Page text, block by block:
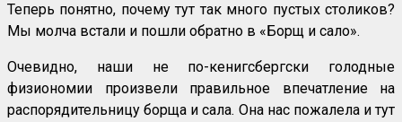
Теперь понятно, почему тут так много пустых столиков?
Мы молча встали и пошли обратно в «Борщ и сало».
Очевидно, наши не по-кенигсбергски голодные
физиономии произвели правильное впечатление на
распорядительницу борща и сала. Она нас пожалела и тут